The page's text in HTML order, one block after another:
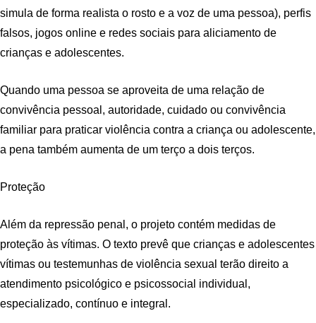
simula de forma realista o rosto e a voz de uma pessoa), perfis
falsos, jogos online e redes sociais para aliciamento de
crianças e adolescentes.
Quando uma pessoa se aproveita de uma relação de
convivência pessoal, autoridade, cuidado ou convivência
familiar para praticar violência contra a criança ou adolescente,
a pena também aumenta de um terço a dois terços.
Proteção
Além da repressão penal, o projeto contém medidas de
proteção às vítimas. O texto prevê que crianças e adolescentes
vítimas ou testemunhas de violência sexual terão direito a
atendimento psicológico e psicossocial individual,
especializado, contínuo e integral.